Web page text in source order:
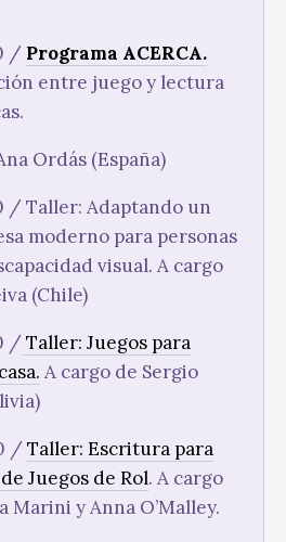
/ Programa ACERCA.
entre juego y lectura
Ordás (España)
/ Taller: Adaptando un
moderno para personas
visual. A cargo
(Chile)
/Taller: Juegos para
A cargo de Sergio
/Taller: Escritura para
Juegos de Rol. A cargo
Marini y Anna O’Malley.